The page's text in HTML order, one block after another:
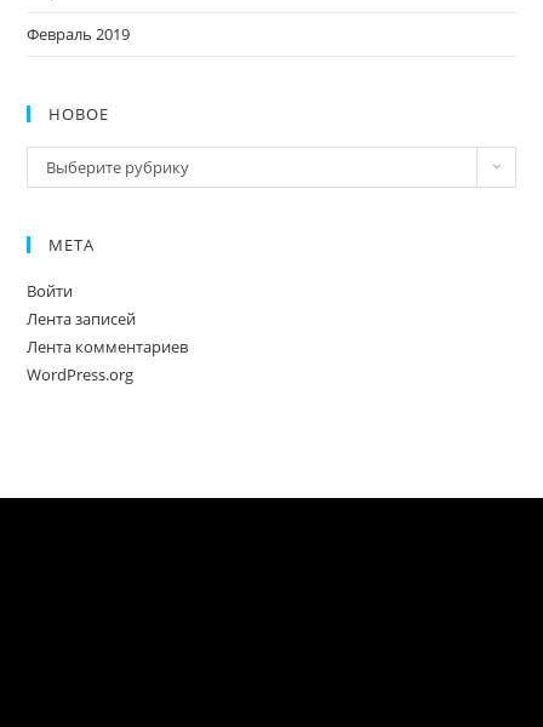
Февраль 2019
НОВОЕ
Новое
Выберите рубрику
МЕТА
Войти
Лента записей
Лента комментариев
WordPress.org